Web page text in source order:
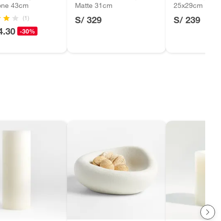
43cm
(1)
-30%
Matte 31cm
S/ 329
25x29cm
S/ 239